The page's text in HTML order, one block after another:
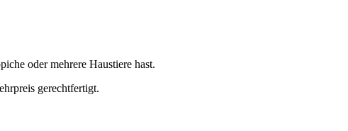
oder mehrere Haustiere hast.
gerechtfertigt.